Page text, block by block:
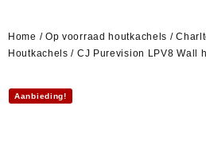
Home / Op voorraad houtkachels /
Houtkachels / CJ Purevision LPV8 Wall
Aanbieding!